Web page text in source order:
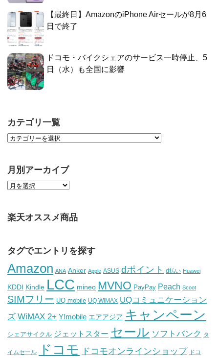
【最終日】AmazonのiPhone Airセールが8月6
日で終了
ドコモ・バイクシェアのサービス一時停止、5
日（水）も全国に影響
カテゴリ一覧
月別アーカイブ
楽天オススメ商品
タグでエントリを探す
Amazon ANA Anker Apple ASUS dポイント d払い Huawei
KDDI Kindle LCC mineo MVNO PayPay Peach Scoot
SIMフリー UQ mobile UQ WiMAX UQコミュニケーション
ズ WiMAX 2+ Y!mobile エアアジア キャンペーン
シェアサイクル ジェットスター セール ソフトバンク タ
イムセール ドコモ ドコモオンラインショップ ドコ